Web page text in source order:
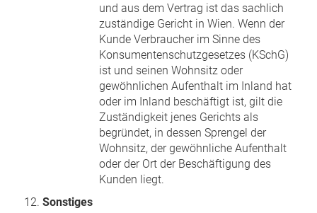
und aus dem Vertrag ist das sachlich
zuständige Gericht in Wien. Wenn der
Kunde Verbraucher im Sinne des
Konsumentenschutzgesetzes (KSchG)
ist und seinen Wohnsitz oder
gewöhnlichen Aufenthalt im Inland hat
oder im Inland beschäftigt ist, gilt die
Zuständigkeit jenes Gerichts als
begründet, in dessen Sprengel der
Wohnsitz, der gewöhnliche Aufenthalt
oder der Ort der Beschäftigung des
Kunden liegt.
Sonstiges